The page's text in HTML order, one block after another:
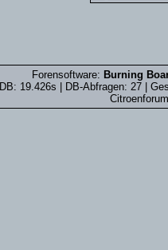
Forensoftware: Burning
DB: 19.426s | DB-Abfragen: 27 |